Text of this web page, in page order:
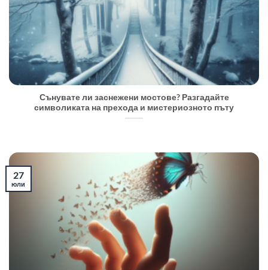
Сънувате ли заснежени мостове? Разгадайте
символиката на прехода и мистериозното пъту
27
юли